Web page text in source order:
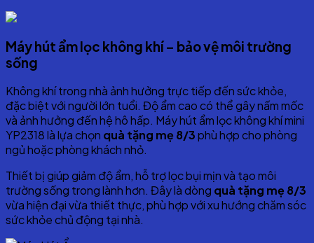
Máy hút ẩm lọc không khí – bảo vệ môi trường
sống
Không khí trong nhà ảnh hưởng trực tiếp đến sức khỏe,
đặc biệt với người lớn tuổi. Độ ẩm cao có thể gây nấm mốc
và ảnh hưởng đến hệ hô hấp. Máy hút ẩm lọc không khí mini
YP2318 là lựa chọn quà tặng mẹ 8/3phù hợp cho phòng
ngủ hoặc phòng khách nhỏ.
Thiết bị giúp giảm độ ẩm, hỗ trợ lọc bụi mịn và tạo môi
trường sống trong lành hơn. Đây là dòng quà tặng mẹ 8/3
vừa hiện đại vừa thiết thực, phù hợp với xu hướng chăm sóc
sức khỏe chủ động tại nhà.